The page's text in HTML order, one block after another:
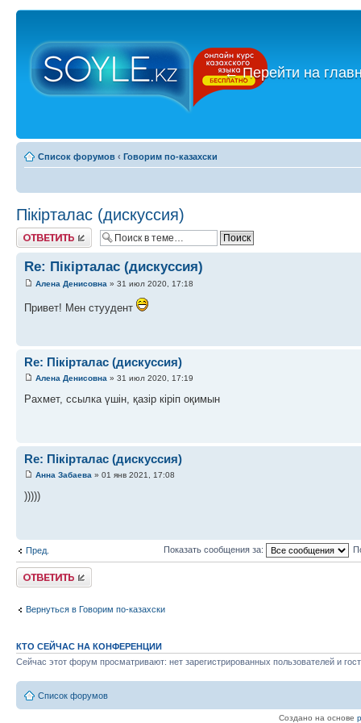
←Перейти на
Список форумов ‹ Говорим по-казахски
Пікірталас (дискуссия)
Ответить
Re: Пікірталас (дискуссия)
Алена Денисовна » 31 июл 2020, 17:18
Привет! Мен стуудент
Re: Пікірталас (дискуссия)
Алена Денисовна » 31 июл 2020, 17:19
Рахмет, ссылка үшін, қазір кіріп оқимын
Re: Пікірталас (дискуссия)
Анна Забаева » 01 янв 2021, 17:08
)))))
Пред. Показать сообщения за:
Ответить
Вернуться в Говорим по-казахски
КТО СЕЙЧАС НА КОНФЕРЕНЦИИ
Сейчас этот форум просматривают: нет зарегистрированных пользователей и
Список форумов
Создано на основе